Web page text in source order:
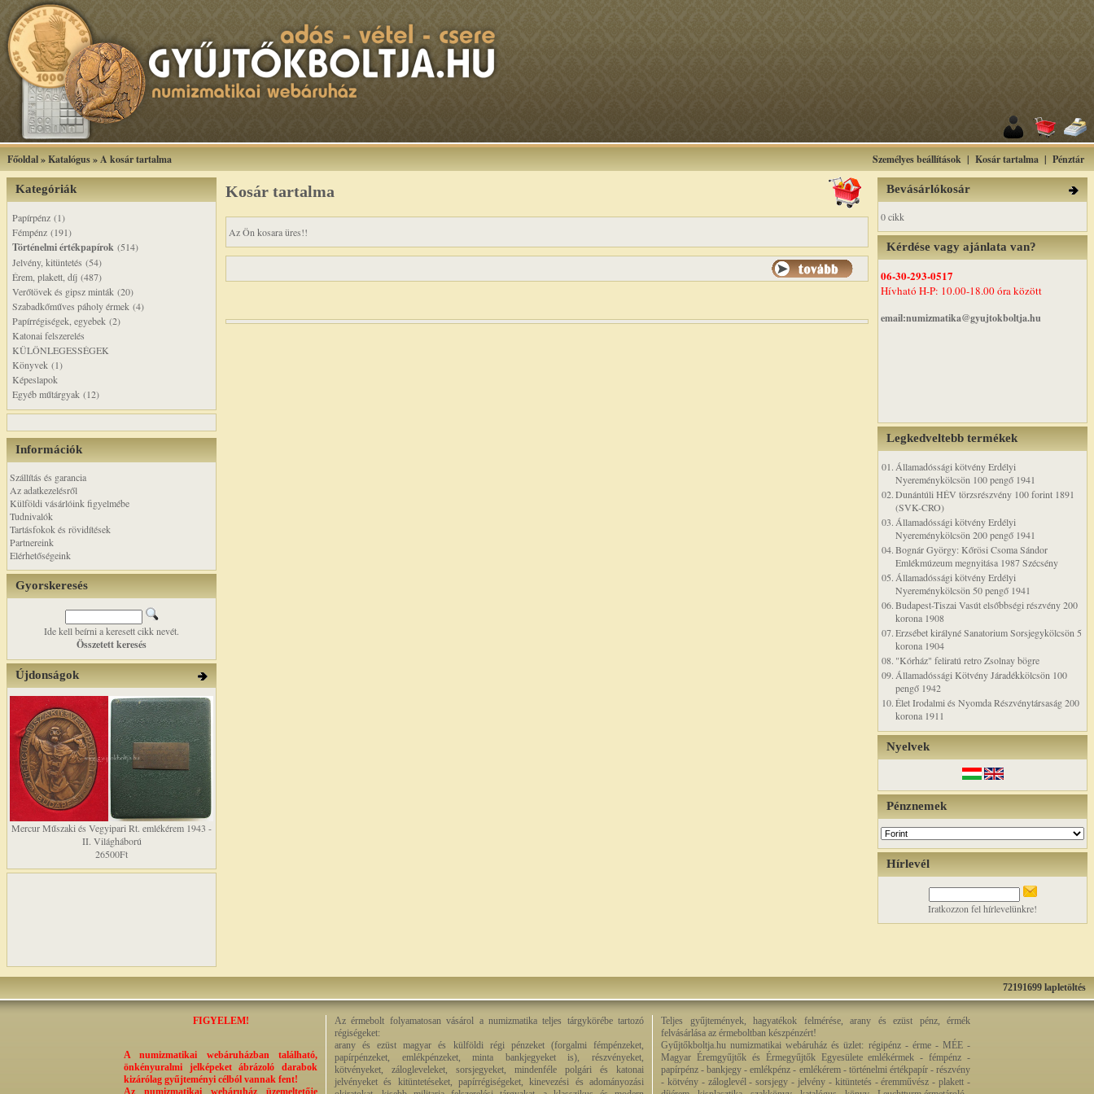
Főoldal»Katalógus»A kosár tartalma Személyes beállítások | Kosár tartalma | Pénztár
Kategóriák
Papírpénz (1)
Fémpénz (191)
Történelmi értékpapírok (514)
Jelvény, kitüntetés (54)
Érem, plakett, díj (487)
Verőtövek és gipsz minták (20)
Szabadkőműves páholy érmek (4)
Papírrégiségek, egyebek (2)
Katonai felszerelés
KÜLÖNLEGESSÉGEK
Könyvek (1)
Képeslapok
Egyéb műtárgyak (12)
Információk
Szállítás és garancia
Az adatkezelésről
Külföldi vásárlóink figyelmébe
Tudnivalók
Tartásfokok és rövidítések
Partnereink
Elérhetőségeink
Gyorskeresés
Ide kell beírni a keresett cikk nevét.
Összetett keresés
Újdonságok
Mercur Műszaki és Vegyipari Rt. emlékérem 1943 -
II. Világháború
26500Ft
Kosár tartalma
Az Ön kosara üres!!
Bevásárlókosár
0 cikk
Kérdése vagy ajánlata van?
06-30-293-0517
Hívható H-P: 10.00-18.00 óra között
email:numizmatika@gyujtokboltja.hu
Legkedveltebb termékek
01. Államadóssági kötvény Erdélyi
Nyereménykölcsön 100 pengő 1941
02.Dunántúli HÉV törzsrészvény 100 forint 1891
(SVK-CRO)
03. Államadóssági kötvény Erdélyi
Nyereménykölcsön 200 pengő 1941
04.Bognár György: Kőrösi Csoma Sándor
Emlékmúzeum megnyitása 1987 Szécsény
05. Államadóssági kötvény Erdélyi
Nyereménykölcsön 50 pengő 1941
06.Budapest-Tiszai Vasút elsőbbségi részvény 200
korona 1908
07.Erzsébet királyné Sanatorium Sorsjegykölcsön 5
korona 1904
08. "Kórház" feliratú retro Zsolnay bögre
09. Államadóssági Kötvény Járadékkölcsön 100
pengő 1942
10.Élet Irodalmi és Nyomda Részvénytársaság 200
korona 1911
Nyelvek
Pénznemek
Hírlevél
Iratkozzon fel hírlevelünkre!
72191699 lapletöltés
FIGYELEM!
A numizmatikai webáruházban található,
önkényuralmi jelképeket ábrázoló darabok
kizárólag gyűjteményi célból vannak fent!
Az numizmatikai webáruház üzemeltetője
Az érmebolt folyamatosan vásárol a numizmatika teljes tárgykörébe tartozó
régiségeket:
arany és ezüst magyar és külföldi régi pénzeket (forgalmi fémpénzeket,
papírpénzeket, emlékpénzeket, minta bankjegyeket is), részvényeket,
kötvényeket, zálogleveleket, sorsjegyeket, mindenféle polgári és katonai
jelvényeket és kitüntetéseket, papírrégiségeket, kinevezési és adományozási
Teljes gyűjtemények, hagyatékok felmérése, arany és ezüst pénz, érmék
felvásárlása az érmeboltban készpénzért!
Gyűjtőkboltja.hu numizmatikai webáruház és üzlet: régipénz - érme - MÉE -
Magyar Éremgyűjtők és Érmegyűjtők Egyesülete emlékérmek - fémpénz -
papírpénz - bankjegy - emlékpénz - emlékérem - történelmi értékpapír - részvény
- kötvény - záloglevél - sorsjegy - jelvény - kitüntetés - éremművész - plakett -